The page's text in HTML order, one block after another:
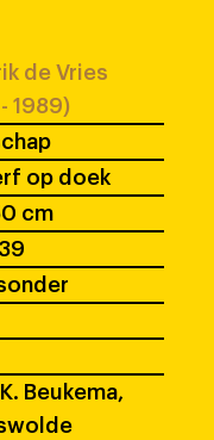
de Vries
1989)
op doek
cm
Beukema,